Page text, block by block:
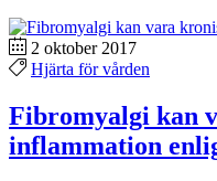
2 oktober 2017
Hjärta för vården
Fibromyalgi kan
inflammation